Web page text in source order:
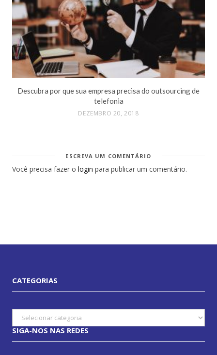
Descubra por que sua empresa precisa do outsourcing de
telefonia
DEZEMBRO 20, 2018
ESCREVA UM COMENTÁRIO
Você precisa fazer o login para publicar um comentário.
CATEGORIAS
Categorias
SIGA-NOS NAS REDES